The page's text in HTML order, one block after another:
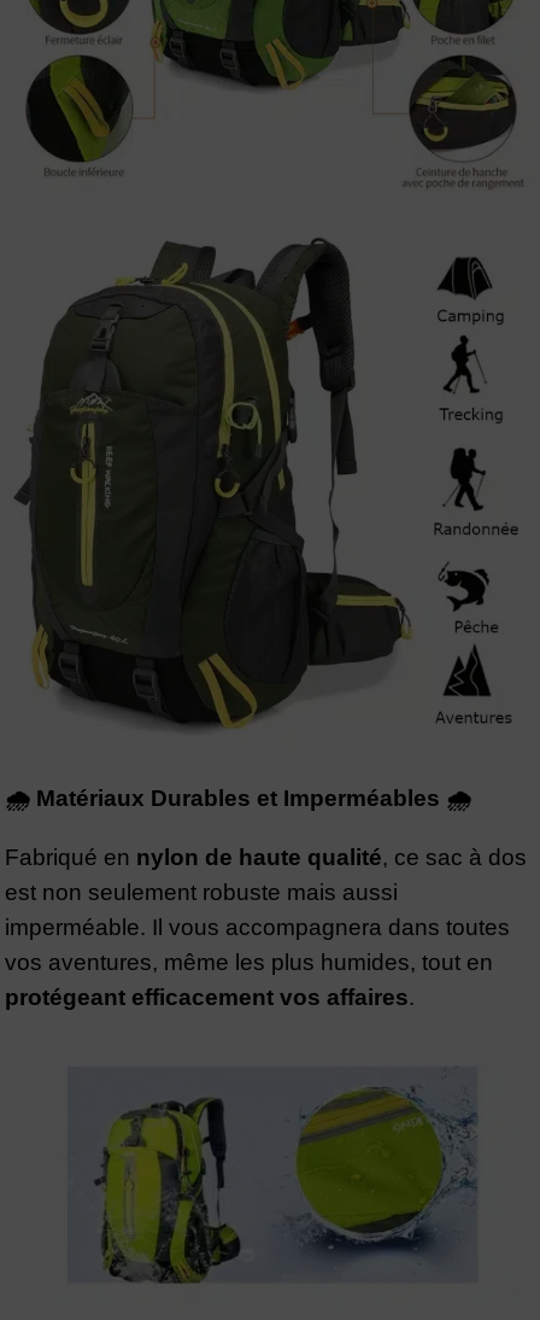
🌧️ Matériaux Durables et Imperméables 🌧️
Fabriqué en nylon de haute qualité, ce sac à dos
est non seulement robuste mais aussi
imperméable. Il vous accompagnera dans toutes
vos aventures, même les plus humides, tout en
protégeant efficacement vos affaires.